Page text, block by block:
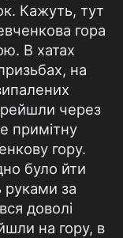
Кажуть, тут
гора
В хатах
на
через
примітну
гору.
було йти
руками за
доволі
на гору, в